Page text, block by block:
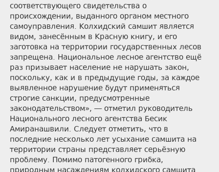
соответствующего свидетельства о
происхождении, выданного органом местного
самоуправления. Колхидский самшит является
видом, занесённым в Красную книгу, и его
заготовка на территории государственных лесов
запрещена. Национальное лесное агентство ещё
раз призывает население не нарушать закон,
поскольку, как и в предыдущие годы, за каждое
выявленное нарушение будут применяться
строгие санкции, предусмотренные
законодательством», — отметил руководитель
Национального лесного агентства Бесик
Амиранашвили. Следует отметить, что в
последние несколько лет усыхание самшита на
территории страны представляет серьёзную
проблему. Помимо патогенного грибка,